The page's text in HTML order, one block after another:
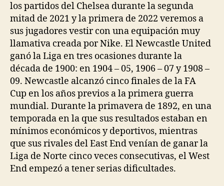
los partidos del Chelsea durante la segunda
mitad de 2021 y la primera de 2022 veremos a
sus jugadores vestir con una equipación muy
llamativa creada por Nike. El Newcastle United
ganó la Liga en tres ocasiones durante la
década de 1900: en 1904 – 05, 1906 – 07 y 1908 –
09. Newcastle alcanzó cinco finales de la FA
Cup en los años previos a la primera guerra
mundial. Durante la primavera de 1892, en una
temporada en la que sus resultados estaban en
mínimos económicos y deportivos, mientras
que sus rivales del East End venían de ganar la
Liga de Norte cinco veces consecutivas, el West
End empezó a tener serias dificultades.